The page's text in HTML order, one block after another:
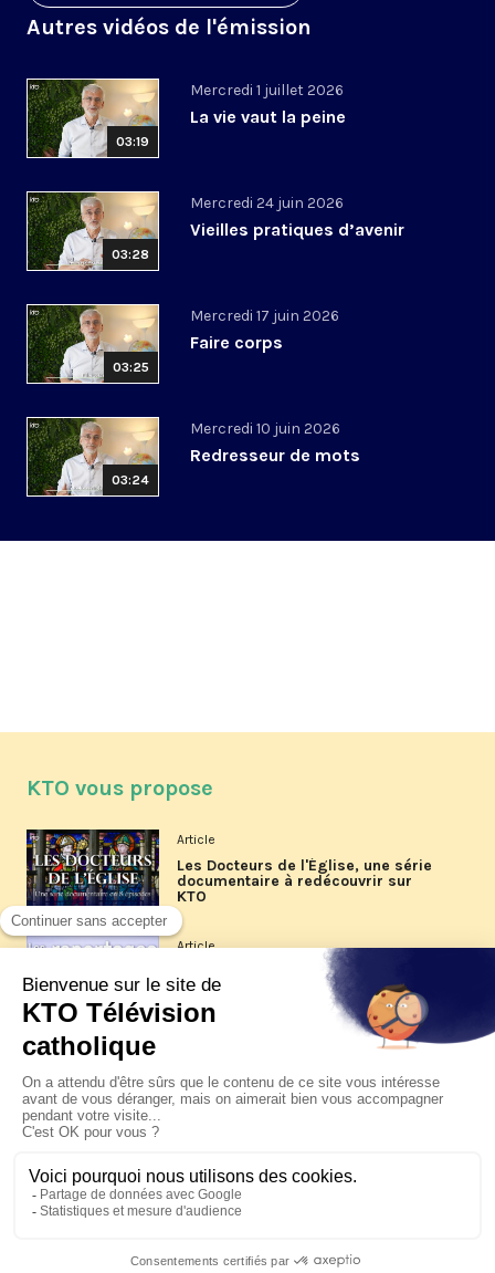
Autres vidéos de l'émission
03:19
Mercredi 1 juillet 2026
La vie vaut la peine
03:28
Mercredi 24 juin 2026
Vieilles pratiques d’avenir
03:25
Mercredi 17 juin 2026
Faire corps
03:24
Mercredi 10 juin 2026
Redresseur de mots
KTO vous propose
Article
Les Docteurs de l'Église, une série
documentaire à redécouvrir sur
KTO
Article
Les reportages d'été 2026 de KTO
La visite pastorale du pape Léon
XIV à Assise à suivre sur KTO le
jeudi 6 août
Le pape en Uruguay, Argentine et
Pérou du 6 au 17 novembre 2026